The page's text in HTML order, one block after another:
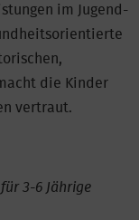
im Jugend-
die Kinder
vertraut.
3-6 Jährige